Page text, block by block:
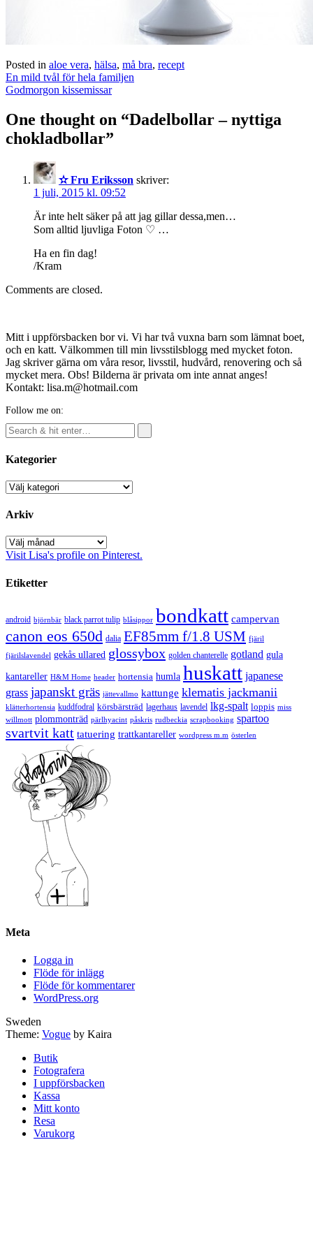
Posted in aloe vera, hälsa, må bra, recept
Post
navigation
En mild tvål för hela familjen
Godmorgon kissemissar
One thought on “Dadelbollar – nyttiga
chokladbollar”
✫ Fru Eriksson skriver:
1 juli, 2015 kl. 09:52
Är inte helt säker på att jag gillar dessa,men…
Som alltid ljuvliga Foton ♡ …
Ha en fin dag!
/Kram
Comments are closed.
Mitt i uppförsbacken bor vi. Vi har två vuxna barn som lämnat boet,
och en katt. Välkommen till min livsstilsblogg med mycket foton.
Jag skriver gärna om våra resor, livsstil, hudvård, renovering och så
mycket mera. Obs! Bilderna är privata om inte annat anges!
Kontakt: lisa.m@hotmail.com
Follow me on:
Kategorier
Kategorier
Arkiv
Arkiv
Visit Lisa's profile on Pinterest.
Etiketter
android björnbär black parrot tulip blåsippor bondkatt campervan
canon eos 650d dalia EF85mm f/1.8 USM fjäril
fjärilslavendel gekås ullared glossybox golden chanterelle gotland gula
kantareller H&M Home header hortensia humla huskatt japanese
grass japanskt gräs jättevallmo kattunge klematis jackmanii
klätterhortensia kuddfodral körsbärsträd lagerhaus lavendel lkg-spalt loppis miss
willmott plommonträd pärlhyacint påskris rudbeckia scrapbooking spartoo
svartvit katt tatuering trattkantareller wordpress m.m österlen
Meta
Logga in
Flöde för inlägg
Flöde för kommentarer
WordPress.org
Sweden
Theme: Vogue by Kaira
Butik
Fotografera
I uppförsbacken
Kassa
Mitt konto
Resa
Varukorg